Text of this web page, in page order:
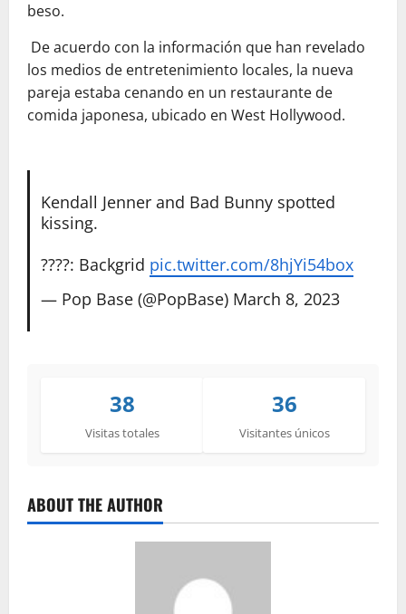
beso.
De acuerdo con la información que han revelado
los medios de entretenimiento locales, la nueva
pareja estaba cenando en un restaurante de
comida japonesa, ubicado en West Hollywood.
Kendall Jenner and Bad Bunny spotted
kissing.
????: Backgrid pic.twitter.com/8hjYi54box
— Pop Base (@PopBase) March 8, 2023
38
Visitas totales
36
Visitantes únicos
ABOUT THE AUTHOR